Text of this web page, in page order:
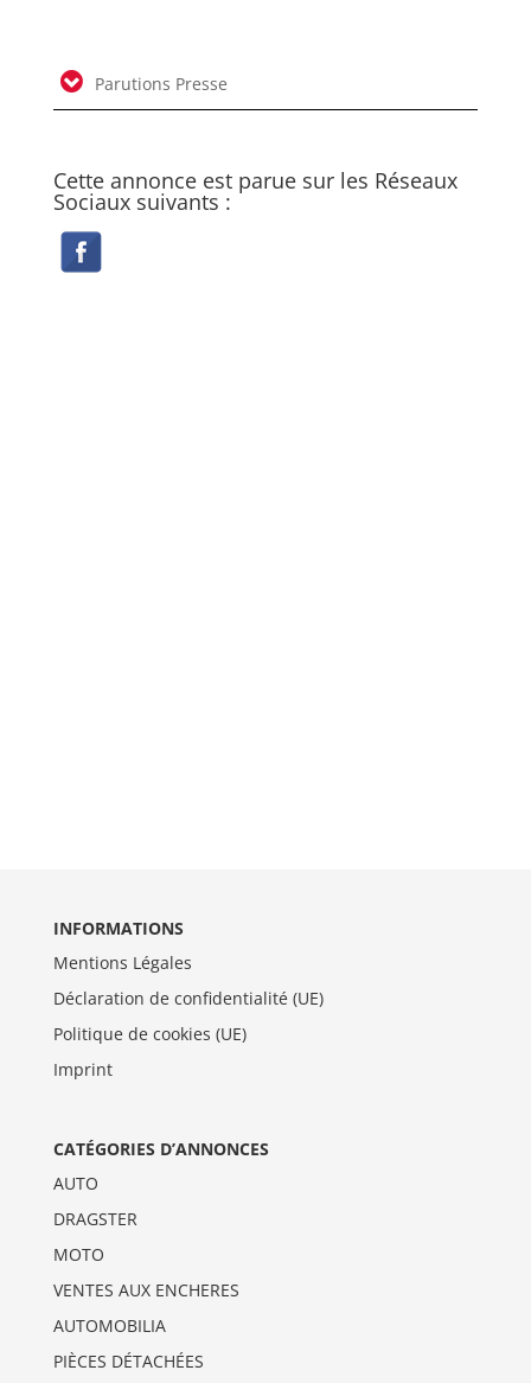
Parutions Presse
Cette annonce est parue sur les Réseaux
Sociaux suivants :
INFORMATIONS
Mentions Légales
Déclaration de confidentialité (UE)
Politique de cookies (UE)
Imprint
CATÉGORIES D’ANNONCES
AUTO
DRAGSTER
MOTO
VENTES AUX ENCHERES
AUTOMOBILIA
PIÈCES DÉTACHÉES